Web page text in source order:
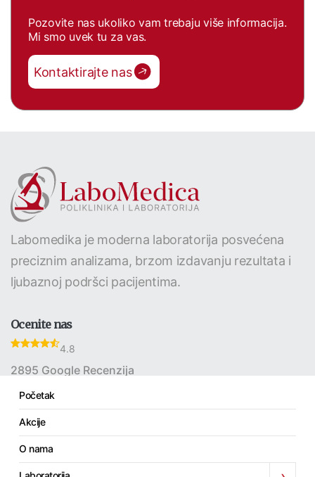
Početak
Akcije
O nama
Pozovite nas ukoliko vam trebaju više informacija.
Mi smo uvek tu za vas.
Kontaktirajte nas
Labomedika je moderna laboratorija posvećena
preciznim analizama, brzom izdavanju rezultata i
ljubaznoj podršci pacijentima.
Ocenite nas
4.8
2895 Google Recenzija
Linkovi
Početak